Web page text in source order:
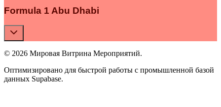
Formula 1 Abu Dhabi
© 2026 Мировая Витрина Мероприятий.
Оптимизировано для быстрой работы с промышленной базой
данных Supabase.